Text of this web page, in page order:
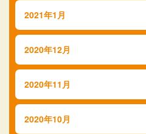
2021年1月
2020年12月
2020年11月
2020年10月